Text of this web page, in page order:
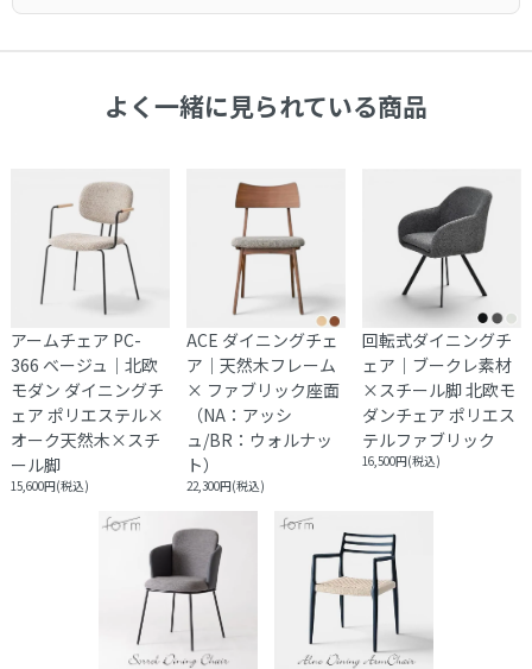
通常配送とは異なり、お届けに１週間から１０日間かかる場合
集合住宅の場合、１階エントランス、戸建ての場合は玄関口で
お渡しとなります。
初期不良や破損・汚損があった場合は、商品到着から１週間以
よく一緒に見られている商品
アームチェア PC-
366 ベージュ｜北欧
モダン ダイニングチ
ェア ポリエステル×
オーク天然木×スチ
ール脚
15,600円(税込)
ACE ダイニングチェ
ア｜天然木フレーム
× ファブリック座面
（NA：アッシ
ュ/BR：ウォルナッ
ト）
22,300円(税込)
回転式ダイニングチ
ェア｜ブークレ素材
×スチール脚 北欧モ
ダンチェア ポリエス
テルファブリック
16,500円(税込)